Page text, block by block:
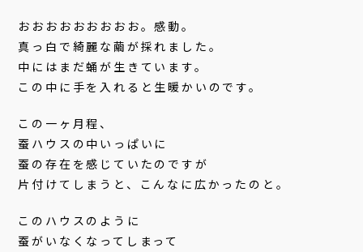
おおおおおおおおお。感動。
真っ白で綺麗な繭が採れました。
中にはまだ蛹が生きています。
この中に手を入れると生暖かいのです。
この一ヶ月程、
蚕ハウスの中いっぱいに
蚕の存在を感じていたのですが
片付けてしまうと、こんなに広かったのと。
このハウスのように
蚕がいなくなってしまって